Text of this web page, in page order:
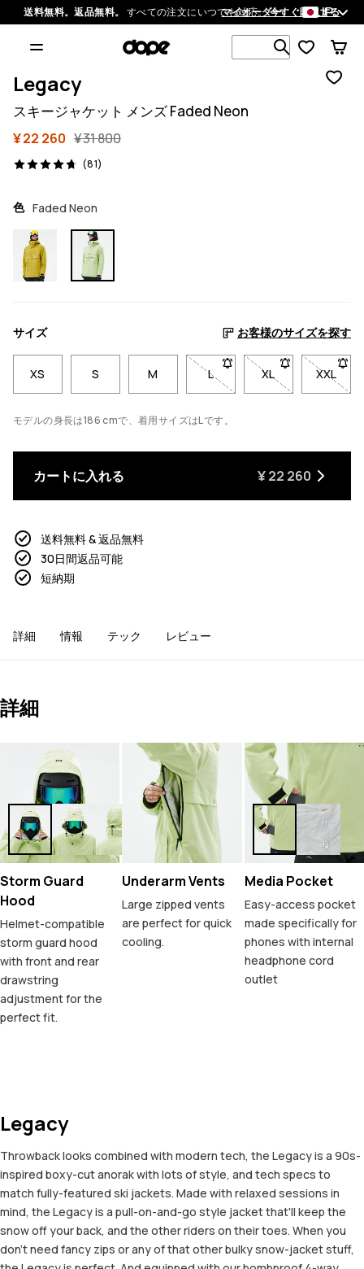
送料無料。返品無料。 すべての注文にいつでも対応。今すぐ購入する
マイオーダー JP
1 000以上
Legacy
スキージャケット メンズ Faded Neon
¥ 22 260 ¥ 31 800
(81)
81 レビュー, 4.7/5
色 Faded Neon
サイズ お客様のサイズを探す
XS S M L- サイズLは在庫切れです。
XL- サイズXLは在庫
XXL- サイ
モデルの身長は186 cmで、着用サイズはLです。
カートに入れる ¥ 22 260
送料無料 & 返品無料
30日間返品可能
短納期
詳細 情報 テック レビュー
詳細
Storm Guard
Hood
Helmet-compatible
storm guard hood
with front and rear
drawstring
adjustment for the
perfect fit.
Underarm Vents
Large zipped vents
are perfect for quick
cooling.
Media Pocket
Easy-access pocket
made specifically for
phones with internal
headphone cord
outlet
Legacy
Throwback looks combined with modern tech, the Legacy is a 90s-
inspired boxy-cut anorak with lots of style, and tech specs to
match fully-featured ski jackets. Made with relaxed sessions in
mind, the Legacy is a pull-on-and-go style jacket that'll keep the
snow off your back, and the other riders on their toes. When you
don't need fancy zips or any of that other bulky snow-jacket stuff,